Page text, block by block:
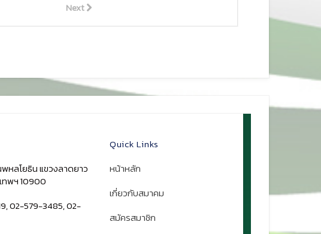
Next
หลโยธิน แขวงลาดยาว
ทพฯ 10900
02-579-3485, 02-
Quick Links
หน้าหลัก
เกี่ยวกับสมาคม
สมัครสมาชิก